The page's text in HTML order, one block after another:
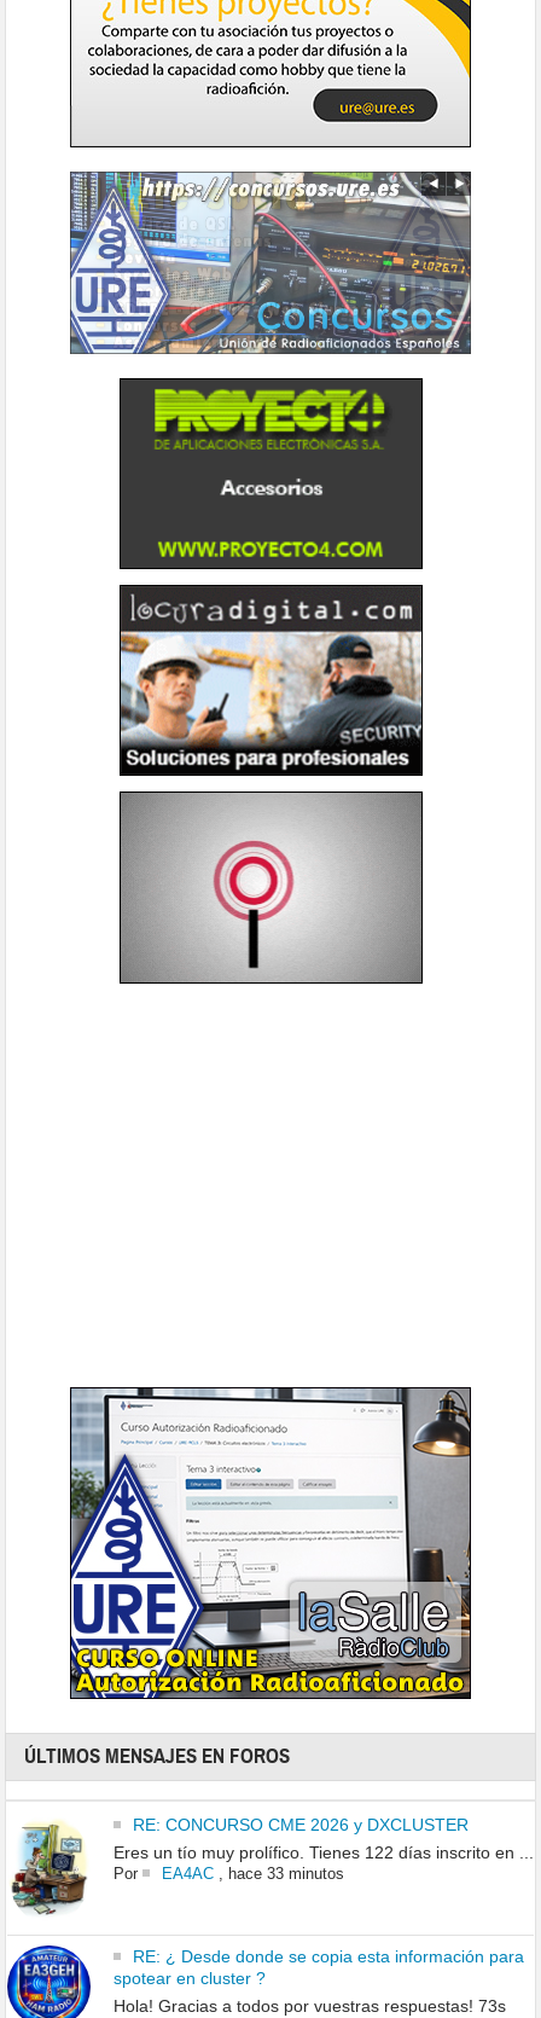
ÚLTIMOS MENSAJES EN FOROS
RE: CONCURSO CME 2026 y DXCLUSTER
Eres un tío muy prolífico. Tienes 122 días inscrito en ...
Por EA4AC, hace 33 minutos
RE: ¿ Desde donde se copia esta información para
spotear en cluster ?
Hola! Gracias a todos por vuestras respuestas! 73s